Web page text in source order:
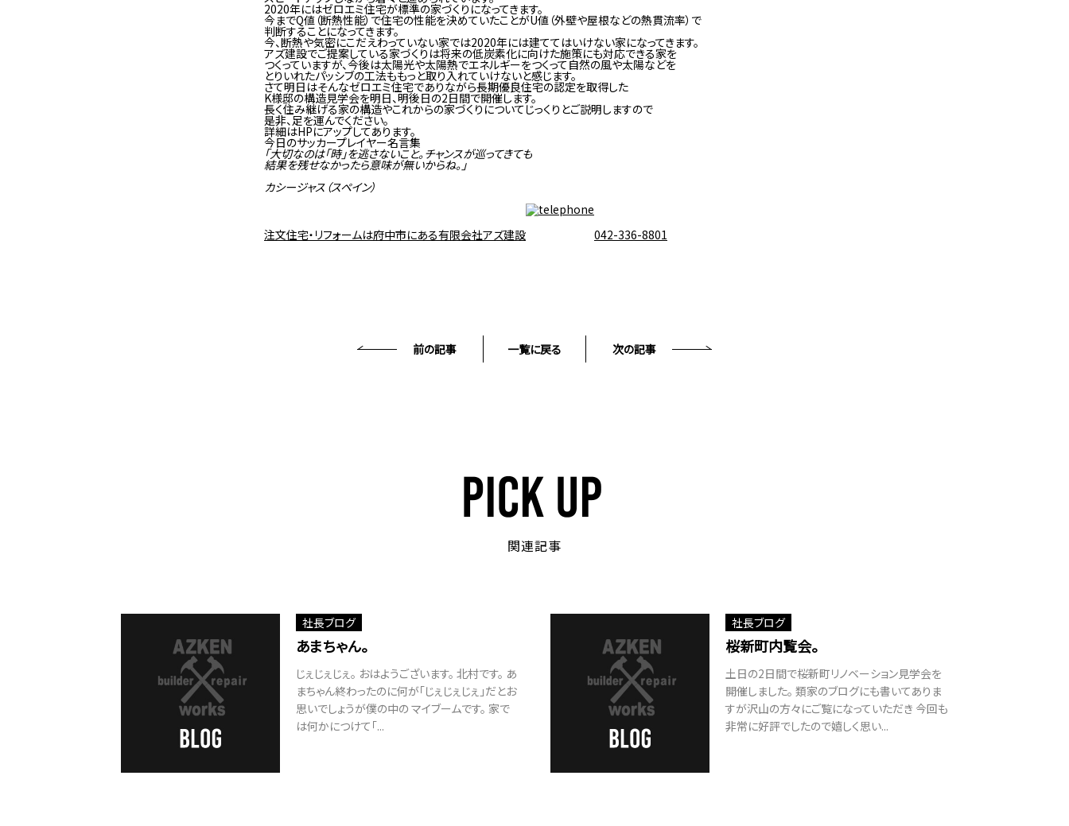
2020年にはゼロエミ住宅が標準の家づくりになってきます。
今までQ値（断熱性能）で住宅の性能を決めていたことがU値（外壁や屋根などの熱貫流率）で
判断することになってきます。
今、断熱や気密にこだえわっていない家では2020年には建ててはいけない家になってきます。
アズ建設でご提案している家づくりは将来の低炭素化に向けた施策にも対応できる家を
つくっていますが、今後は太陽光や太陽熱でエネルギーをつくって自然の風や太陽などを
とりいれたパッシブの工法ももっと取り入れていけないと感じます。
さて明日はそんなゼロエミ住宅でありながら長期優良住宅の認定を取得した
K様邸の構造見学会を明日、明後日の2日間で開催します。
長く住み継げる家の構造やこれからの家づくりについてじっくりとご説明しますので
是非、足を運んでください。
詳細はHPにアップしてあります。
今日のサッカープレイヤー名言集
「大切なのは「時」を逃さないこと。チャンスが巡ってきても
結果を残せなかったら意味が無いからね。」
カシージャス（スペイン）
注文住宅・リフォームは府中市にある有限会社アズ建設 042-336-8801
前の記事 一覧に戻る 次の記事
関連記事
社長ブログ
あまちゃん。
じぇじぇじぇ。 おはようございます。 北村です。 あ
まちゃん終わったのに何が「じぇじぇじぇ」だとお
思いでしょうが僕の中の マイブームです。 家で
は何かにつけて「...
社長ブログ
桜新町内覧会。
土日の2日間で桜新町リノベーション見学会を
開催しました。 類家のブログにも書いてありま
すが沢山の方々にご覧になっていただき 今回も
非常に好評でしたので嬉しく思い...